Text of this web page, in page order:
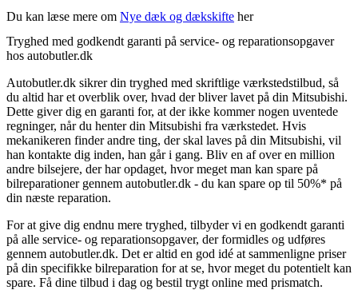
Du kan læse mere om Nye dæk og dækskifte her
Tryghed med godkendt garanti på service- og reparationsopgaver
hos autobutler.dk
Autobutler.dk sikrer din tryghed med skriftlige værkstedstilbud, så
du altid har et overblik over, hvad der bliver lavet på din Mitsubishi.
Dette giver dig en garanti for, at der ikke kommer nogen uventede
regninger, når du henter din Mitsubishi fra værkstedet. Hvis
mekanikeren finder andre ting, der skal laves på din Mitsubishi, vil
han kontakte dig inden, han går i gang. Bliv en af over en million
andre bilsejere, der har opdaget, hvor meget man kan spare på
bilreparationer gennem autobutler.dk - du kan spare op til 50%* på
din næste reparation.
For at give dig endnu mere tryghed, tilbyder vi en godkendt garanti
på alle service- og reparationsopgaver, der formidles og udføres
gennem autobutler.dk. Det er altid en god idé at sammenligne priser
på din specifikke bilreparation for at se, hvor meget du potentielt kan
spare. Få dine tilbud i dag og bestil trygt online med prismatch.